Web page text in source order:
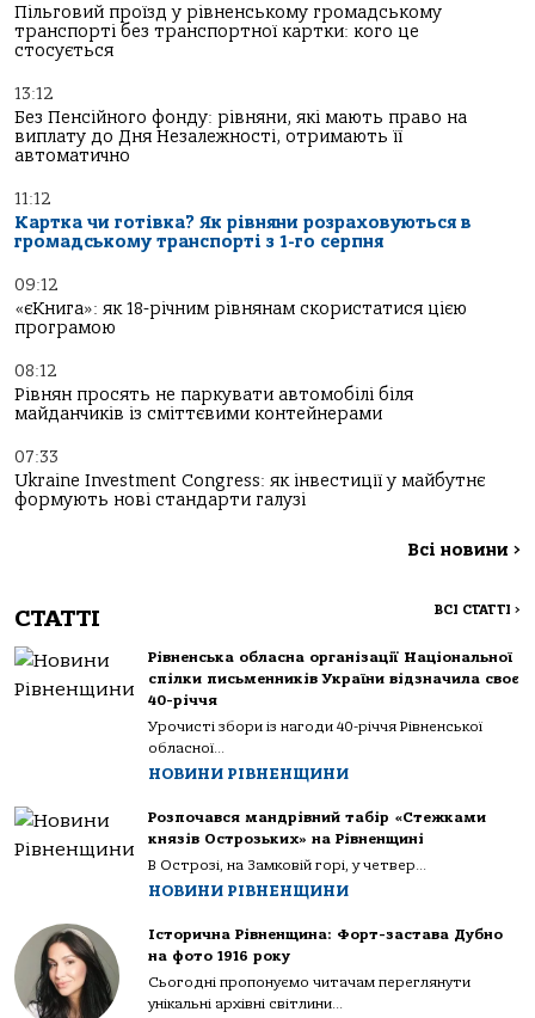
Пільговий проїзд у рівненському громадському
транспорті без транспортної картки: кого це
стосується
13:12
Без Пенсійного фонду: рівняни, які мають право на
виплату до Дня Незалежності, отримають її
автоматично
11:12
Картка чи готівка? Як рівняни розраховуються в
громадському транспорті з 1-го серпня
09:12
«єКнига»: як 18-річним рівнянам скористатися цією
програмою
08:12
Рівнян просять не паркувати автомобілі біля
майданчиків із сміттєвими контейнерами
07:33
Ukraine Investment Congress: як інвестиції у майбутнє
формують нові стандарти галузі
Всі новини >
СТАТТІ ВСІ СТАТТІ >
Рівненська обласна організації Національної
спілки письменників України відзначила своє
40-річчя
Урочисті збори із нагоди 40-річчя Рівненської
обласної...
НОВИНИ РІВНЕНЩИНИ
Розпочався мандрівний табір «Стежками
князів Острозьких» на Рівненщині
В Острозі, на Замковій горі, у четвер...
НОВИНИ РІВНЕНЩИНИ
Історична Рівненщина: Форт-застава Дубно
на фото 1916 року
Сьогодні пропонуємо читачам переглянути
унікальні архівні світлини...